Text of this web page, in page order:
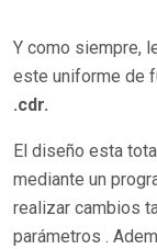
Y como siempre,
este uniforme de
.cdr.
El diseño esta
mediante un
realizar cambios
parámetros .